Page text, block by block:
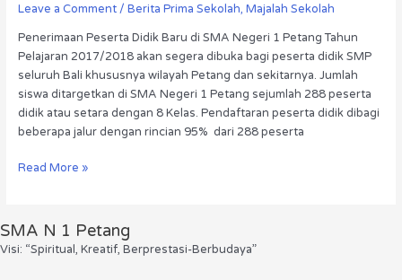
Leave a Comment / Berita Prima Sekolah, Majalah Sekolah
Penerimaan Peserta Didik Baru di SMA Negeri 1 Petang Tahun
Pelajaran 2017/2018 akan segera dibuka bagi peserta didik SMP
seluruh Bali khususnya wilayah Petang dan sekitarnya. Jumlah
siswa ditargetkan di SMA Negeri 1 Petang sejumlah 288 peserta
didik atau setara dengan 8 Kelas. Pendaftaran peserta didik dibagi
beberapa jalur dengan rincian 95% dari 288 peserta
Read More »
SMA N 1 Petang
Visi: “Spiritual, Kreatif, Berprestasi-Berbudaya”